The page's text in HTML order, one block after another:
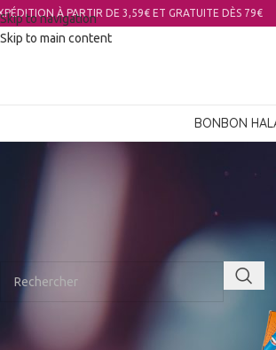
Skip to navigation
Skip to main content
À PARTIR DE 3,59€ ET GRATUITE DÈS 79€
BONBON